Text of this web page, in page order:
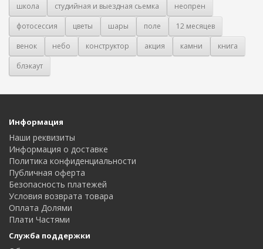
школа
студийная и выездная сьемка
неопрен
фотосессия
цветы шары поле
12 месяцев
венок
небо конструктор акция камни
книга
блэкаут
Информация
Наши реквизиты
Информация о доставке
Политика конфиденциальности
Публичная оферта
Безопасность платежей
Условия возврата товара
Оплата Долями
Плати Частями
Служба поддержки